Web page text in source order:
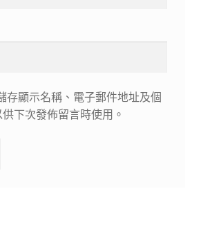
存顯示名稱、電子郵件地址及個
下次發佈留言時使用。